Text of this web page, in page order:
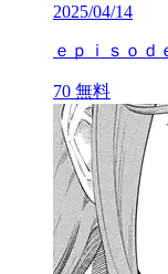
2025/04/14
ｅｐｉｓｏ
70 無料